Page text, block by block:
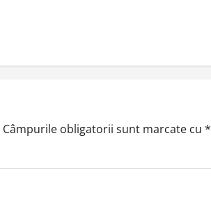
Câmpurile obligatorii sunt marcate cu *